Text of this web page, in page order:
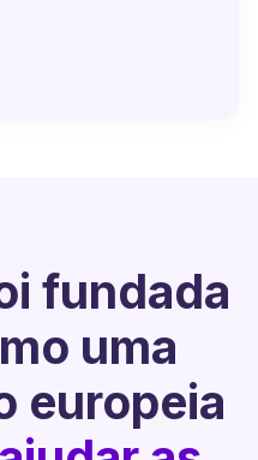
fundada
uma
europeia